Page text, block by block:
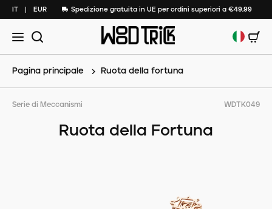
IT EUR Spedizione gratuita in UE per ordini superiori a €49,99
Pagina principale Ruota della fortuna
Serie di Meccanismi WDTK049
Ruota della Fortuna